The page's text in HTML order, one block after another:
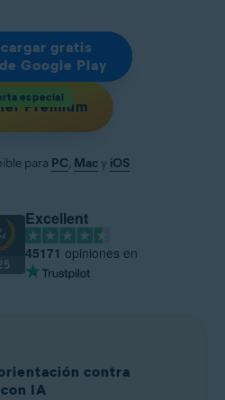
gratis
Google Play
Premium
especial
para PC, Macy iOS
Excellent
45171 opiniones en
contra
IA